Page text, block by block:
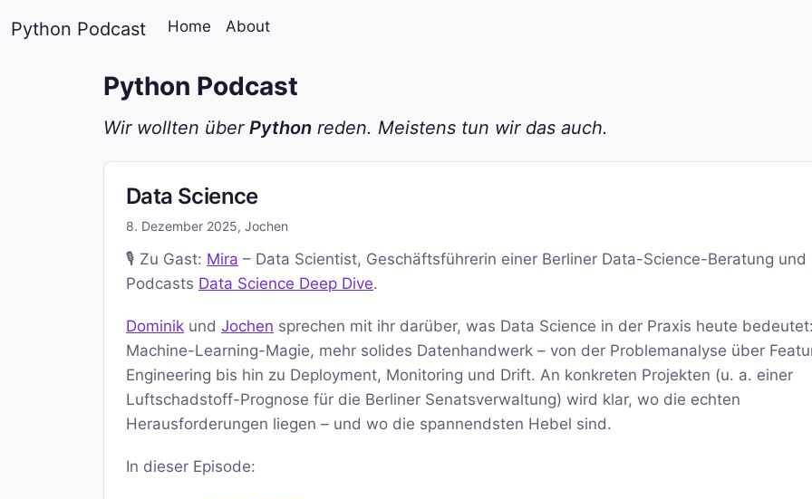
Python Podcast Home About
Python Podcast
Wir wollten über Python reden. Meistens tun wir das auch.
Data Science
8. Dezember 2025, Jochen
🎙️ Zu Gast: Mira – Data Scientist, Geschäftsführerin einer Berliner Data-Science-Beratung und
Podcasts Data Science Deep Dive.
Dominik und Jochen sprechen mit ihr darüber, was Data Science in der Praxis heute
Machine-Learning-Magie, mehr solides Datenhandwerk – von der Problemanalyse über
Engineering bis hin zu Deployment, Monitoring und Drift. An konkreten Projekten (u. a. einer
Luftschadstoff-Prognose für die Berliner Senatsverwaltung) wird klar, wo die echten
Herausforderungen liegen – und wo die spannendsten Hebel sind.
In dieser Episode: